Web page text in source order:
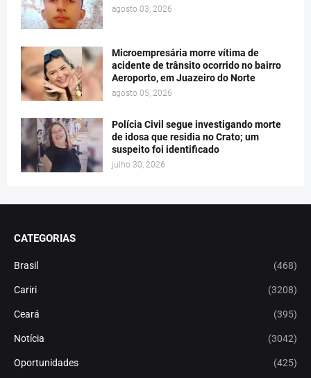
agosto 03, 2026
Microempresária morre vítima de
acidente de trânsito ocorrido no bairro
Aeroporto, em Juazeiro do Norte
agosto 05, 2026
Polícia Civil segue investigando morte
de idosa que residia no Crato; um
suspeito foi identificado
julho 30, 2026
CATEGORIAS
Brasil (468)
Cariri (3208)
Ceará (395)
Notícia (3042)
Oportunidades (425)